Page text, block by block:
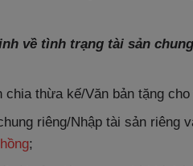
về tình trạng tài sản
chia thừa kế/Văn bản tặng
riêng/Nhập tài sản riêng
;